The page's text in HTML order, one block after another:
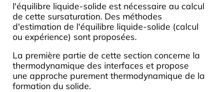
l'équilibre liquide-solide est nécessaire au calcul
de cette sursaturation. Des méthodes
d'estimation de l'équilibre liquide-solide (calcul
ou expérience) sont proposées.
La première partie de cette section concerne la
thermodynamique des interfaces et propose
une approche purement thermodynamique de la
formation du solide.